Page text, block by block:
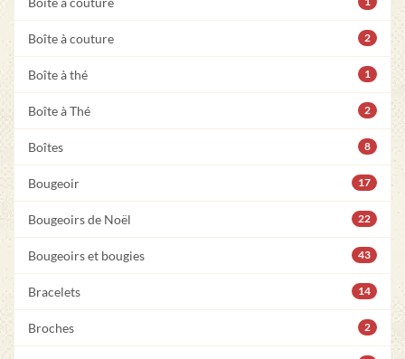
Boîte à couture 2
Boîte à thé 1
Boîte à Thé 2
Boîtes 8
Bougeoir 17
Bougeoirs de Noël 22
Bougeoirs et bougies 43
Bracelets 14
Broches 2